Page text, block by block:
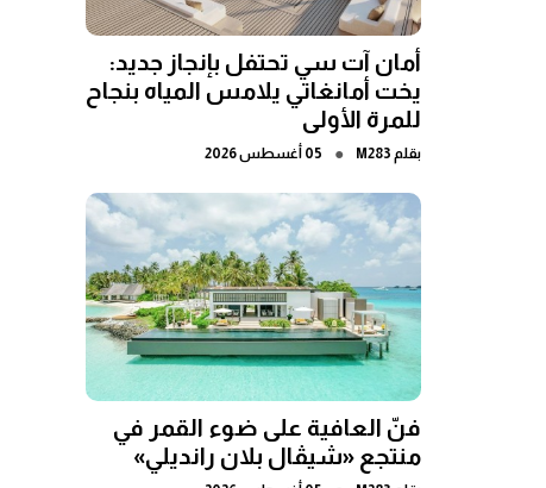
أمان آت سي تحتفل بإنجاز جديد:
يخت أمانغاتي يلامس المياه بنجاح
للمرة الأولى
بقلم M283
● 05 أغسطس 2026
فنّ العافية على ضوء القمر في
منتجع «شيڤال بلان رانديلي»